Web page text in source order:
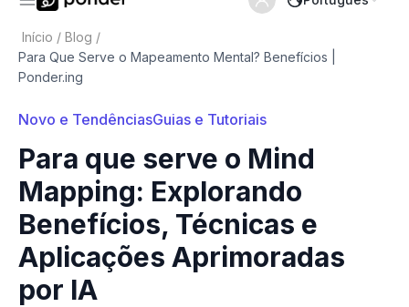
Início / Blog /
Para Que Serve o Mapeamento Mental? Benefícios |
Ponder.ing
Novo e TendênciasGuias e Tutoriais
Para que serve o Mind
Mapping: Explorando
Benefícios, Técnicas e
Aplicações Aprimoradas
por IA